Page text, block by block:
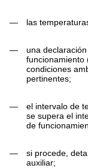
— las
—
una
funcionamiento
condiciones
pertinentes;
—
el intervalo de
se supera el
de
—
si procede,
auxiliar;